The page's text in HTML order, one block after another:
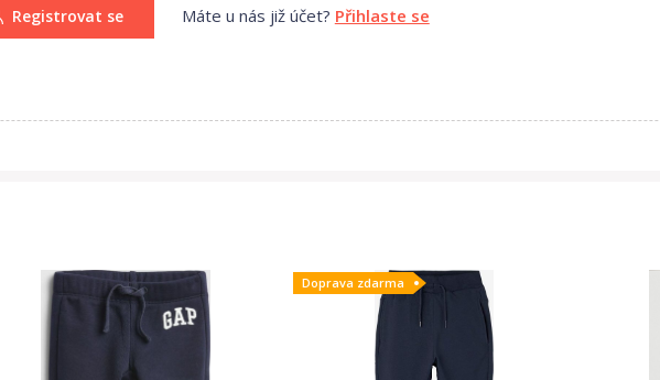
Registrovat se Máte u nás již účet? Přihlaste se
Doprava zdarma